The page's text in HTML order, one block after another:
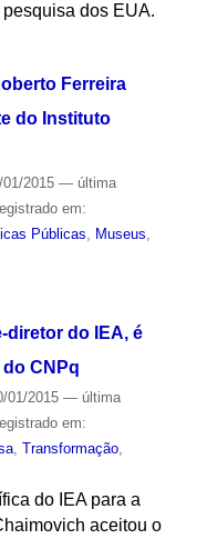
dos EUA.
Ferreira
do Instituto
2015 — última
em:
Públicas, Museus,
diretor do IEA, é
CNPq
01/2015 — última
em:
, Transformação,
do IEA para a
aceitou o